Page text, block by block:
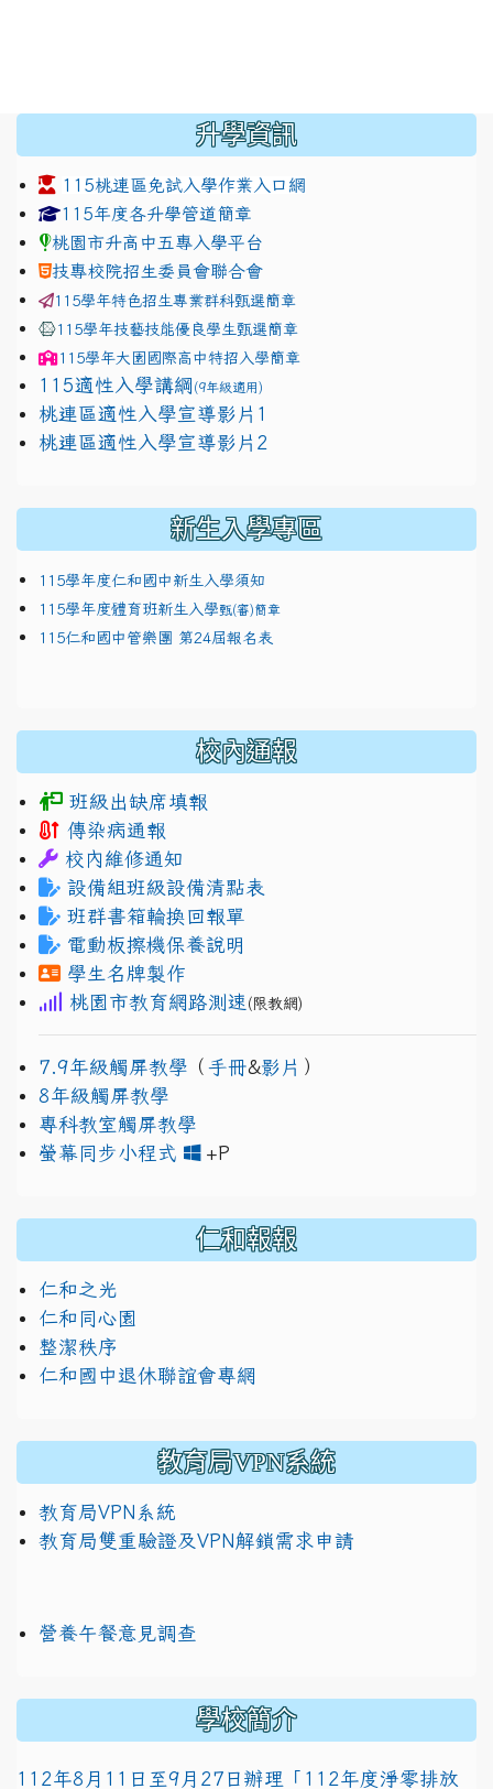
升學資訊
115桃連區免試入學作業入口網
link to https://www.jhjhs.tyc.edu.tw/modules/
115年度各升學管道簡章
桃園市升高中五專入學平台
技專校院招生委員會聯合會
115學年特色招生專業群科甄選簡章
115學年技藝技能優良學生甄選簡章
115學年大園國際高中特招入學簡章
115適性入學講綱 (9年級適用)
link to https://docs.google.com/presentation/d/
桃連區適性入學宣導影片1
link to https://docs.google.com/presentation/d/
桃連區適性入學宣導影片2
新生入學專區
115學年度仁和國中新生入學須知
115學年度體育班新生入學甄(審)簡章
115仁和國中管樂團 第24屆報名表
校內通報
班級出缺席填報
傳染病通報
校內維修通知
設備組班級設備清點表
班群書箱輪換回報單
電動板擦機保養說明
學生名牌製作
桃園市教育網路測速 (限教網)
7.9年級觸屏教學 （ 手冊&影片 ）
8年級觸屏教學
專科教室觸屏教學
螢幕同步小程式
+P
仁和報報
仁和之光
仁和同心園
整潔秩序
仁和國中退休聯誼會專網
教育局VPN系統
教育局VPN系統
教育局雙重驗證及VPN解鎖需求申請
營養午餐意見調查
學校簡介
112年8月11日至9月27日辦理「112年度淨零排放